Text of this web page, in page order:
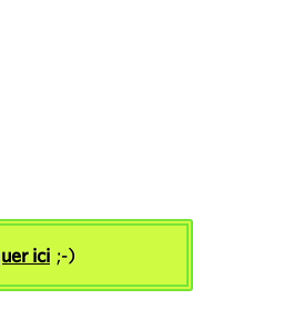
ici ;-)